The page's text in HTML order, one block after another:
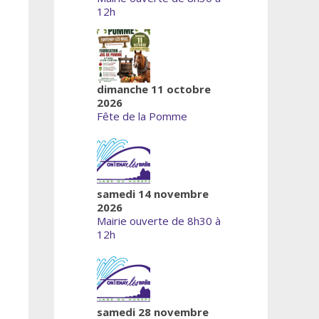
12h
dimanche 11 octobre
2026
Fête de la Pomme
samedi 14 novembre
2026
Mairie ouverte de 8h30 à
12h
samedi 28 novembre